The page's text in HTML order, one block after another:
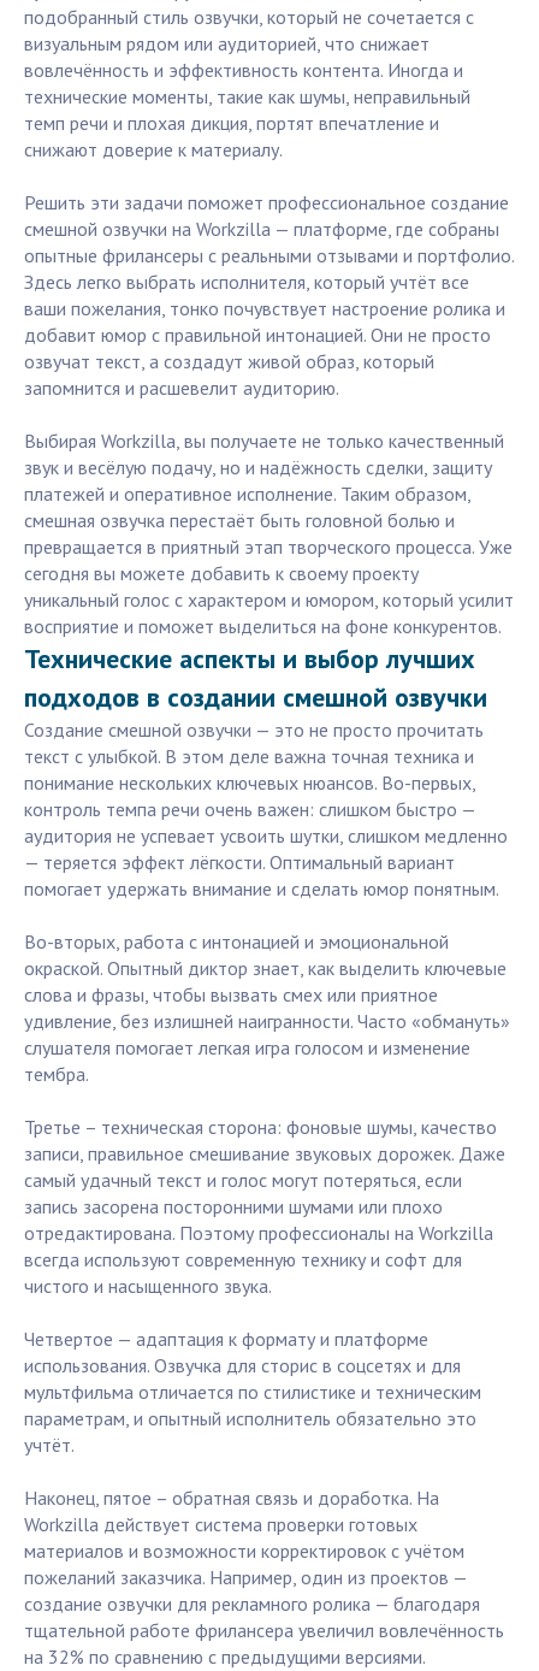
подобранный стиль озвучки, который не сочетается с
визуальным рядом или аудиторией, что снижает
вовлечённость и эффективность контента. Иногда и
технические моменты, такие как шумы, неправильный
темп речи и плохая дикция, портят впечатление и
снижают доверие к материалу.
Решить эти задачи поможет профессиональное создание
смешной озвучки на Workzilla — платформе, где собраны
опытные фрилансеры с реальными отзывами и портфолио.
Здесь легко выбрать исполнителя, который учтёт все
ваши пожелания, тонко почувствует настроение ролика и
добавит юмор с правильной интонацией. Они не просто
озвучат текст, а создадут живой образ, который
запомнится и расшевелит аудиторию.
Выбирая Workzilla, вы получаете не только качественный
звук и весёлую подачу, но и надёжность сделки, защиту
платежей и оперативное исполнение. Таким образом,
смешная озвучка перестаёт быть головной болью и
превращается в приятный этап творческого процесса. Уже
сегодня вы можете добавить к своему проекту
уникальный голос с характером и юмором, который усилит
восприятие и поможет выделиться на фоне конкурентов.
Технические аспекты и выбор лучших
подходов в создании смешной озвучки
Создание смешной озвучки — это не просто прочитать
текст с улыбкой. В этом деле важна точная техника и
понимание нескольких ключевых нюансов. Во-первых,
контроль темпа речи очень важен: слишком быстро —
аудитория не успевает усвоить шутки, слишком медленно
— теряется эффект лёгкости. Оптимальный вариант
помогает удержать внимание и сделать юмор понятным.
Во-вторых, работа с интонацией и эмоциональной
окраской. Опытный диктор знает, как выделить ключевые
слова и фразы, чтобы вызвать смех или приятное
удивление, без излишней наигранности. Часто «обмануть»
слушателя помогает легкая игра голосом и изменение
тембра.
Третье – техническая сторона: фоновые шумы, качество
записи, правильное смешивание звуковых дорожек. Даже
самый удачный текст и голос могут потеряться, если
запись засорена посторонними шумами или плохо
отредактирована. Поэтому профессионалы на Workzilla
всегда используют современную технику и софт для
чистого и насыщенного звука.
Четвертое — адаптация к формату и платформе
использования. Озвучка для сторис в соцсетях и для
мультфильма отличается по стилистике и техническим
параметрам, и опытный исполнитель обязательно это
учтёт.
Наконец, пятое – обратная связь и доработка. На
Workzilla действует система проверки готовых
материалов и возможности корректировок с учётом
пожеланий заказчика. Например, один из проектов —
создание озвучки для рекламного ролика — благодаря
тщательной работе фрилансера увеличил вовлечённость
на 32% по сравнению с предыдущими версиями.